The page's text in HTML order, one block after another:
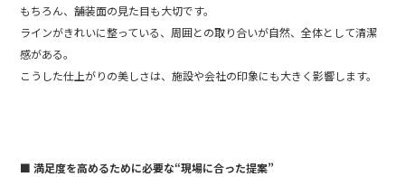
もちろん、舗装面の見た目も大切です。
ラインがきれいに整っている、周囲との取り合いが自然、全体として清潔
感がある。
こうした仕上がりの美しさは、施設や会社の印象にも大きく影響します。
■ 満足度を高めるために必要な“現場に合った提案”